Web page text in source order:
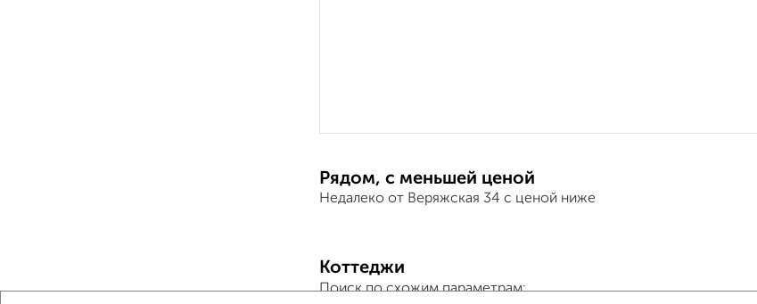
Рядом, с меньшей ценой
Недалеко от Веряжская 34 с ценой ниже
Коттеджи
Поиск по схожим параметрам: